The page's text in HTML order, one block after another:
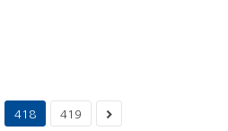
418 419